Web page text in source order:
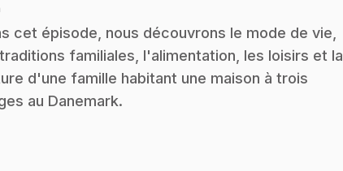
cet épisode, nous découvrons le mode de vie,
familiales, l'alimentation, les loisirs et la
d'une famille habitant une maison à trois
au Danemark.